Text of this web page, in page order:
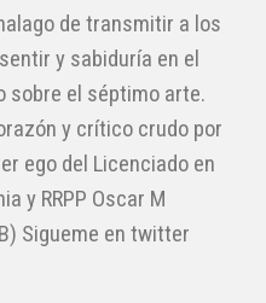
de transmitir a los
y sabiduría en el
sobre el séptimo arte.
y crítico crudo por
ego del Licenciado en
y RRPP Oscar M
Sigueme en twitter